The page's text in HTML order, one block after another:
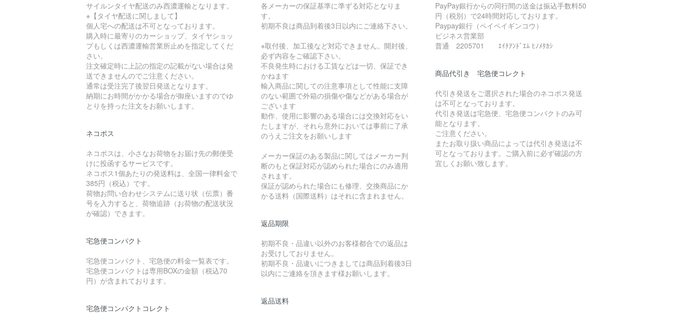
サイルンタイヤ配送のみ西濃運輸となります。
※【タイヤ配送に関しまして】
個人宅への配送は不可となっております。
購入時に最寄りのカーショップ、タイヤショッ
プもしくは西濃運輸営業所止めを指定してくだ
さい。
注文確定時に上記の指定の記載がない場合は発
送できませんのでご注意ください。
通常は受注完了後翌日発送となります。
納期にお時間がかかる場合が御座いますのでゆ
とりを持った注文をお願いします。
ネコポス
ネコポスは、小さなお荷物をお届け先の郵便受
けに投函するサービスです。
ネコポス1個あたりの発送料は、全国一律料金で
385円（税込）です。
荷物お問い合わせシステムに送り状（伝票）番
号を入力すると、荷物追跡（お荷物の配送状況
が確認）できます。
宅急便コンパクト
宅急便コンパクト、宅急便の料金一覧表です。
宅急便コンパクトは専用BOXの金額（税込70
円）が含まれております。
宅急便コンパクトコレクト
各メーカーの保証基準に準ずる対応となりま
す。
初期不良は商品到着後3日以内にご連絡下さい。
※取付後、加工後など対応できません。開封後、
必ず内容をご確認下さい。
不良発生時における工賃などは一切、保証でき
かねます
輸入商品に関しての注意事項として性能に支障
のない範囲で外箱の損傷や傷などがある場合が
ございます
動作、使用に影響のある場合には交換対応をい
たしますが、それら意外においては事前に了承
のうえご注文をお願いします
メーカー保証のある製品に関してはメーカー判
断のもと保証対応が認められた場合にのみ適用
されます。
保証が認められた場合にも修理、交換商品にか
かる送料（国際送料）はそれに含まれません。
返品期限
初期不良・品違い以外のお客様都合での返品は
お受けしておりません。
初期不良・品違いにつきましては商品到着後3日
以内にご連絡を頂きます様お願いします。
返品送料
PayPay銀行からの同行間の送金は振込手数料50
円（税別）で24時間対応しております。
Paypay銀行（ペイペイギンコウ）
ビジネス営業部
普通 2205701 ｴｲﾁｱﾝﾄﾞｴﾑ ﾋﾉﾒﾀｶｼ
商品代引き 宅急便コレクト
代引き発送をご選択された場合のネコポス発送
は不可となっております。
代引き発送は宅急便、宅急便コンパクトのみ可
能となります。
ご注意ください。
またお取り扱い商品によっては代引き発送は不
可となっております。ご購入前に必ず確認の方
宜しくお願い致します。